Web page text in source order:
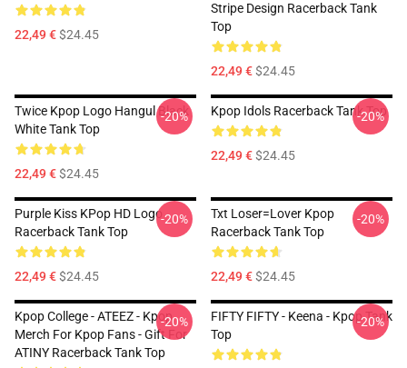
22,49 €$24.45
Stripe Design Racerback Tank
Top
22,49 €$24.45
Twice Kpop Logo Hangul Black
White Tank Top
22,49 €$24.45
-20% Kpop Idols Racerback Tank Top
22,49 €$24.45
-20%
Purple Kiss KPop HD Logo
Racerback Tank Top
22,49 €$24.45
-20%
Txt Loser=lover Kpop
Racerback Tank Top
22,49 €$24.45
-20%
Kpop College - ATEEZ - Kpop
Merch For Kpop Fans - Gift For
ATINY Racerback Tank Top
-20%
FIFTY FIFTY - Keena - Kpop Tank
Top
-20%